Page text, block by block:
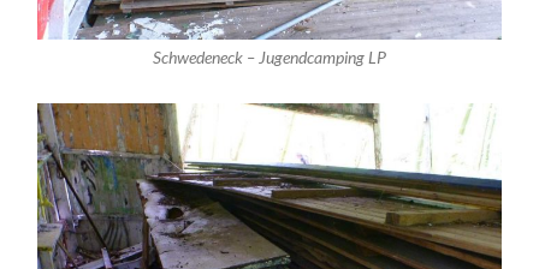
Schwedeneck – Jugendcamping LP